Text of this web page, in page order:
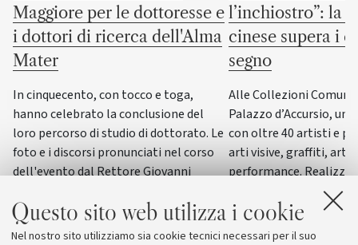
Questo sito web utilizza i cookie
Nel nostro sito utilizziamo sia cookie tecnici necessari per il suo
Maggiore per le dottoresse e
i dottori di ricerca dell'Alma
Mater
In cinquecento, con tocco e toga,
hanno celebrato la conclusione del
loro percorso di studio di dottorato. Le
foto e i discorsi pronunciati nel corso
dell'evento dal Rettore Giovanni
Elisabetta Tola e dal genetista Guido
Barbujani
l’inchiostro”: la
cinese supera i
segno
Alle Collezioni
Palazzo d’Accursio,
con oltre 40 artisti e
arti visive, graffiti, arti
performance.
del progetto “ERC
dall’Università di
esposizione di questo